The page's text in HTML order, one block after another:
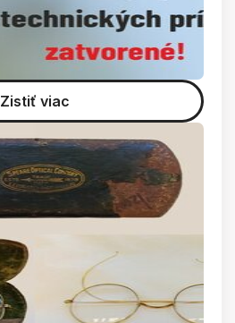
Zistiť viac